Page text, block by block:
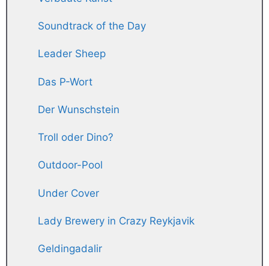
Soundtrack of the Day
Leader Sheep
Das P-Wort
Der Wunschstein
Troll oder Dino?
Outdoor-Pool
Under Cover
Lady Brewery in Crazy Reykjavik
Geldingadalir